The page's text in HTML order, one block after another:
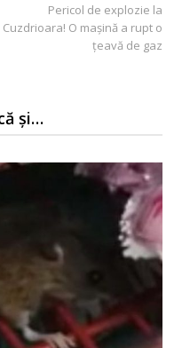
Pericol de explozie la
Cuzdrioara! O maşină a rupt o
ţeavă de gaz
și…